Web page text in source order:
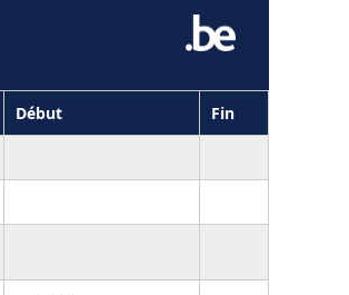
Début Fin